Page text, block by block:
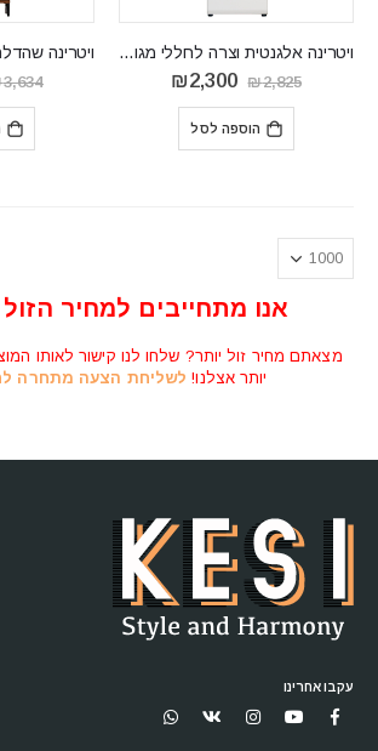
ויטרינה אלגנטית וצרה לחללי מגורים קומפקטיים LIONEL06
₪2,825
המחיר
המקורי
היה:
₪2,825.
₪2,300
הוספה לסל
3,634
אנו מתחייבים למחיר
מצאתם מחיר זול יותר? שלחו לנו קישור לאותו
יותר אצלנו! לשליחת הצעה מתחרה
עקבו אחרינו